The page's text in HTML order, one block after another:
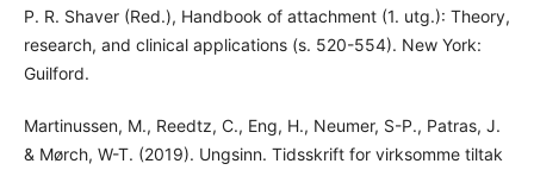
P. R. Shaver (Red.), Handbook of attachment (1. utg.): Theory,
research, and clinical applications (s. 520-554). New York:
Guilford.
Martinussen, M., Reedtz, C., Eng, H., Neumer, S-P., Patras, J.
& Mørch, W-T. (2019). Ungsinn. Tidsskrift for virksomme tiltak